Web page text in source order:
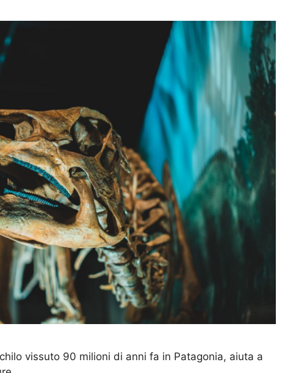
vissuto 90 milioni di anni fa in Patagonia, aiuta a